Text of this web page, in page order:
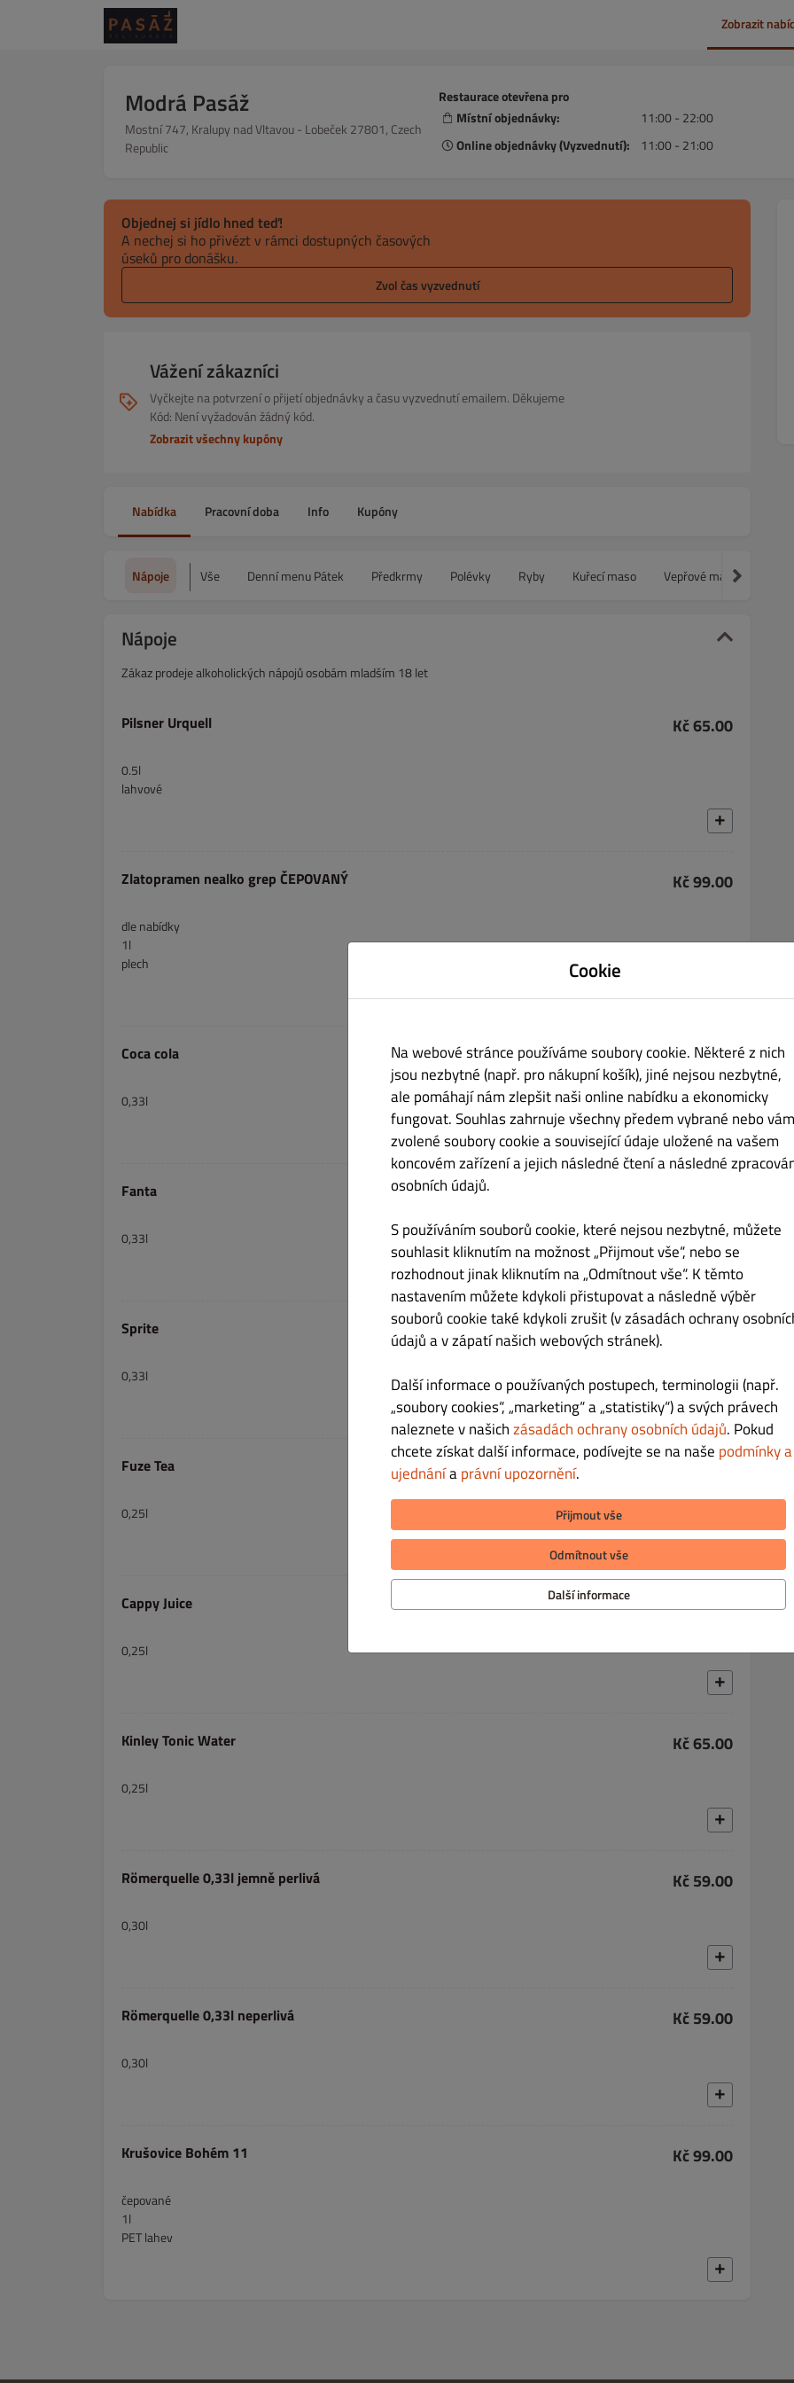
Zobrazit
Modrá Pasáž
Mostní 747, Kralupy nad Vltavou - Lobeček 27801, Czech
Republic
Restaurace otevřena pro
Místní objednávky:
11:00 - 22:00
Online objednávky (Vyzvednutí):
11:00 - 21:00
Objednej si jídlo hned teď!
A nechej si ho přivézt v rámci dostupných časových
úseků pro donášku.
Zvol čas vyzvednutí
Vážení zákazníci
Vyčkejte na potvrzení o přijetí objednávky a času vyzvednutí emailem. Děkujeme
Kód: Není vyžadován žádný kód.
Zobrazit všechny kupóny
Nabídka Pracovní doba Info Kupóny
Nápoje Vše Denní menu Pátek Předkrmy Polévky Ryby Kuřecí maso Vepřové maso
Nápoje
Zákaz prodeje alkoholických nápojů osobám mladším 18 let
Pilsner Urquell Kč 65.00
0.5l
lahvové
Zlatopramen nealko grep ČEPOVANÝ Kč 99.00
dle nabídky
1l
plech
Coca cola Kč 65.00
0,33l
Fanta
0,33l
Sprite Kč 65.00
0,33l
Fuze Tea
0,25l
Cappy Juice Kč 65.00
0,25l
Kinley Tonic Water Kč 65.00
0,25l
Römerquelle 0,33l jemně perlivá Kč 59.00
0,30l
Römerquelle 0,33l neperlivá Kč 59.00
0,30l
Krušovice Bohém 11 Kč 99.00
čepované
1l
PET lahev
Cookie
Na webové stránce používáme soubory cookie. Některé z nich
jsou nezbytné (např. pro nákupní košík), jiné nejsou nezbytné,
ale pomáhají nám zlepšit naši online nabídku a ekonomicky
fungovat. Souhlas zahrnuje všechny předem vybrané nebo
zvolené soubory cookie a související údaje uložené na vašem
koncovém zařízení a jejich následné čtení a následné
osobních údajů.
S používáním souborů cookie, které nejsou nezbytné, můžete
souhlasit kliknutím na možnost „Přijmout vše“, nebo se
rozhodnout jinak kliknutím na „Odmítnout vše“. K těmto
nastavením můžete kdykoli přistupovat a následně výběr
souborů cookie také kdykoli zrušit (v zásadách ochrany
údajů a v zápatí našich webových stránek).
Další informace o používaných postupech, terminologii (např.
„soubory cookies“, „marketing“ a „statistiky“) a svých právech
naleznete v našichzásadách ochrany osobních údajů. Pokud
chcete získat další informace, podívejte se na naše podmínky a
ujednáníaprávní upozornění.
Přijmout vše
Odmítnout vše
Další informace